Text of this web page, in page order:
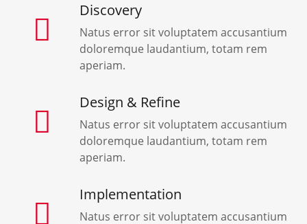
Discovery
Natus error sit voluptatem accusantium
doloremque laudantium, totam rem
aperiam.
Design & Refine
Natus error sit voluptatem accusantium
doloremque laudantium, totam rem
aperiam.
Implementation
Natus error sit voluptatem accusantium